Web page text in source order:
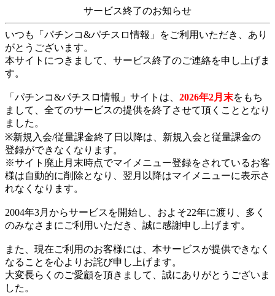
サービス終了のお知らせ
いつも「パチンコ&パチスロ情報」をご利用いただき、あり
がとうございます。
本サイトにつきまして、サービス終了のご連絡を申し上げま
す。
「パチンコ&パチスロ情報」サイトは、 2026年2月末をもち
まして、全てのサービスの提供を終了させて頂くこととなり
ました。
※新規入会/従量課金終了日以降は、新規入会と従量課金の
登録ができなくなります。
※サイト廃止月末時点でマイメニュー登録をされているお客
様は自動的に削除となり、翌月以降はマイメニューに表示さ
れなくなります。
2004年3月からサービスを開始し、およそ22年に渡り、多く
のみなさまにご利用いただき、誠に感謝申し上げます。
また、現在ご利用のお客様には、本サービスが提供できなく
なることを心よりお詫び申し上げます。
大変長らくのご愛顧を頂きまして、誠にありがとうございま
した。